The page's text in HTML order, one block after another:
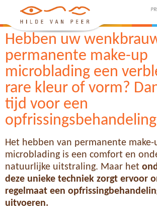
Hebben uw
permanente make-up
microblading een
rare kleur of vorm?
tijd voor een
Het hebben van permanente make-
microblading is een comfort en
natuurlijke uitstraling. Maar het
deze unieke techniek zorgt ervoor
regelmaat een
uitvoeren.